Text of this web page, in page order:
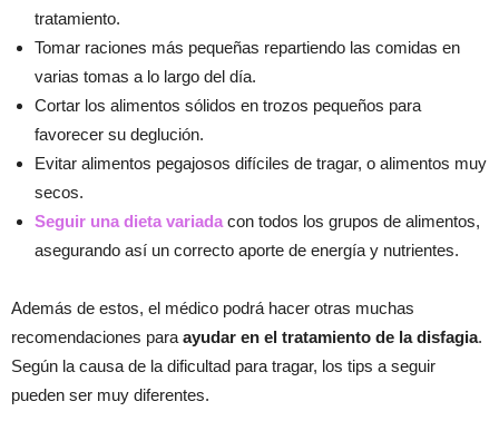
tratamiento.
Tomar raciones más pequeñas repartiendo las comidas en
varias tomas a lo largo del día.
Cortar los alimentos sólidos en trozos pequeños para
favorecer su deglución.
Evitar alimentos pegajosos difíciles de tragar, o alimentos muy
secos.
Seguir una dieta variada con todos los grupos de alimentos,
asegurando así un correcto aporte de energía y nutrientes.
Además de estos, el médico podrá hacer otras muchas
recomendaciones para ayudar en el tratamiento de la disfagia.
Según la causa de la dificultad para tragar, los tips a seguir
pueden ser muy diferentes.